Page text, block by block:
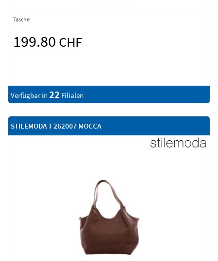
Tasche
199.80 CHF
Verfügbar in 22 Filialen
STILEMODA T 262007 MOCCA